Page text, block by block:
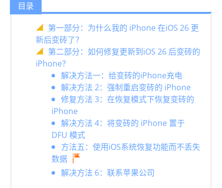
目录
第一部分：为什么我的 iPhone 在iOS 26 更
新后变砖了？
第二部分：如何修复更新到iOS 26 后变砖的
iPhone？
解决方法一：给变砖的iPhone充电
解决方法 2：强制重启变砖的 iPhone
修复方法 3：在恢复模式下恢复变砖的
iPhone
解决方法 4：将变砖的 iPhone 置于
DFU 模式
方法五：使用iOS系统恢复功能而不丢失
数据
解决方法 6：联系苹果公司